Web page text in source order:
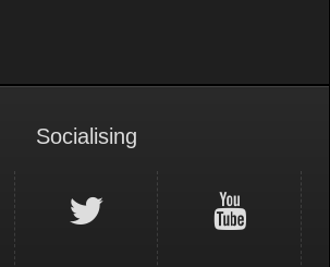
Socialising